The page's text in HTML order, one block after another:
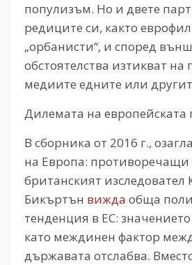
популизъм. Но и двете
редиците си, както
„орбанисти“, и според
обстоятелства изтикват на
медиите едните или
Дилемата на европейската
В сборника от 2016 г.,
на Европа: противоречащи
британският изследовател
Бикъртън вижда обща
тенденция в ЕС:
като междинен фактор
държавата отслабва.